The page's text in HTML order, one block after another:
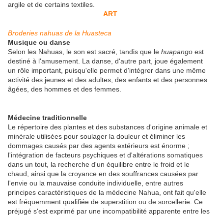
argile et de certains textiles.
ART
Broderies nahuas de la Huasteca
Musique ou danse
Selon les Nahuas, le son est sacré, tandis que le huapango est
destiné à l'amusement. La danse, d'autre part, joue également
un rôle important, puisqu'elle permet d'intégrer dans une même
activité des jeunes et des adultes, des enfants et des personnes
âgées, des hommes et des femmes.
Médecine traditionnelle
Le répertoire des plantes et des substances d'origine animale et
minérale utilisées pour soulager la douleur et éliminer les
dommages causés par des agents extérieurs est énorme ;
l'intégration de facteurs psychiques et d'altérations somatiques
dans un tout, la recherche d'un équilibre entre le froid et le
chaud, ainsi que la croyance en des souffrances causées par
l'envie ou la mauvaise conduite individuelle, entre autres
principes caractéristiques de la médecine Nahua, ont fait qu'elle
est fréquemment qualifiée de superstition ou de sorcellerie. Ce
préjugé s'est exprimé par une incompatibilité apparente entre les